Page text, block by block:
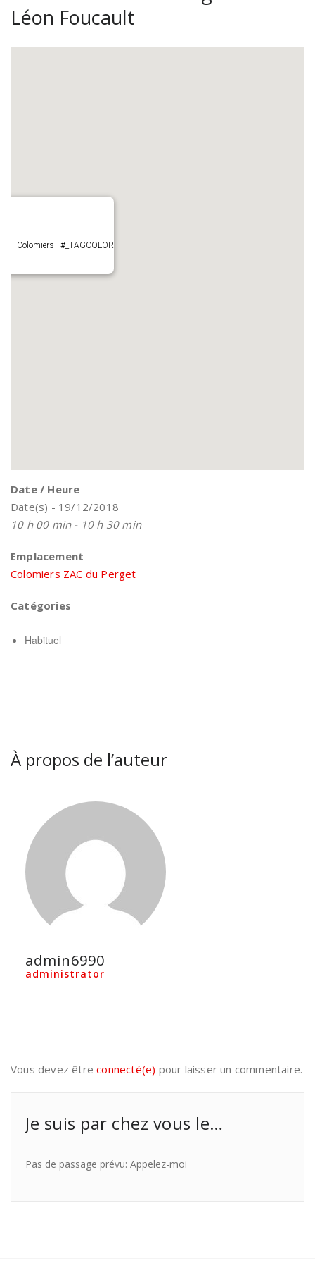
Léon Foucault
- Colomiers - #_TAGCOLOR
Date / Heure
Date(s) - 19/12/2018
10 h 00 min - 10 h 30 min
Emplacement
Colomiers ZAC du Perget
Catégories
Habituel
À propos de l’auteur
admin6990
administrator
Vous devez êtreconnecté(e) pour laisser un commentaire.
Je suis par chez vous le…
Pas de passage prévu: Appelez-moi